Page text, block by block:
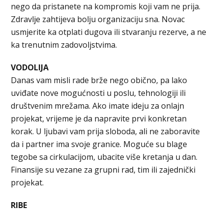
nego da pristanete na kompromis koji vam ne prija.
Zdravlje zahtijeva bolju organizaciju sna. Novac
usmjerite ka otplati dugova ili stvaranju rezerve, a ne
ka trenutnim zadovoljstvima.
VODOLIJA
Danas vam misli rade brže nego obično, pa lako
uviđate nove mogućnosti u poslu, tehnologiji ili
društvenim mrežama. Ako imate ideju za onlajn
projekat, vrijeme je da napravite prvi konkretan
korak. U ljubavi vam prija sloboda, ali ne zaboravite
da i partner ima svoje granice. Moguće su blage
tegobe sa cirkulacijom, ubacite više kretanja u dan.
Finansije su vezane za grupni rad, tim ili zajednički
projekat.
RIBE